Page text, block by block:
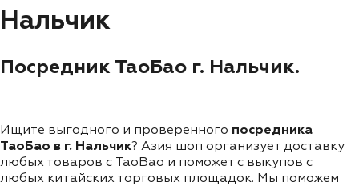
Нальчик
Посредник ТаоБао г. Нальчик.
Ищите выгодного и проверенного посредника
ТаоБао в г. Нальчик? Азия шоп организует доставку
любых товаров с TaoBao и поможет с выкупов с
любых китайских торговых площадок. Мы поможем